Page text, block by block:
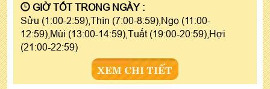
GIỜ TỐT TRONG NGÀY :
Sửu (1:00-2:59),Thìn (7:00-8:59),Ngọ (11:00-
12:59),Mùi (13:00-14:59),Tuất (19:00-20:59),Hợi
(21:00-22:59)
XEM CHI TIẾT